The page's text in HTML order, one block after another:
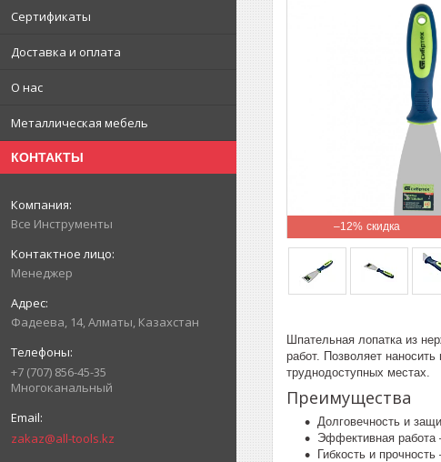
Сертификаты
Доставка и оплата
О нас
Металлическая мебель
КОНТАКТЫ
Все Инструменты
Менеджер
Фадеева, 14, Алматы, Казахстан
+7 (707) 856-45-35
Многоканальный
zakaz@all-tools.kz
–12%
Шпательная лопатка из
работ. Позволяет
труднодоступных местах.
Преимущества
Долговечность и
Эффективная работа
Гибкость и